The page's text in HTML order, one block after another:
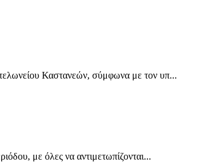
Καστανεών, σύμφωνα με τον υπ...
με όλες να αντιμετωπίζονται...